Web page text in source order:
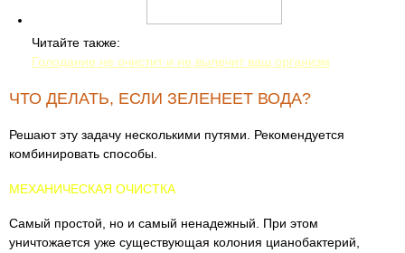
Читайте также:
Голодание не очистит и не вылечит ваш организм
ЧТО ДЕЛАТЬ, ЕСЛИ ЗЕЛЕНЕЕТ ВОДА?
Решают эту задачу несколькими путями. Рекомендуется
комбинировать способы.
МЕХАНИЧЕСКАЯ ОЧИСТКА
Самый простой, но и самый ненадежный. При этом
уничтожается уже существующая колония цианобактерий,